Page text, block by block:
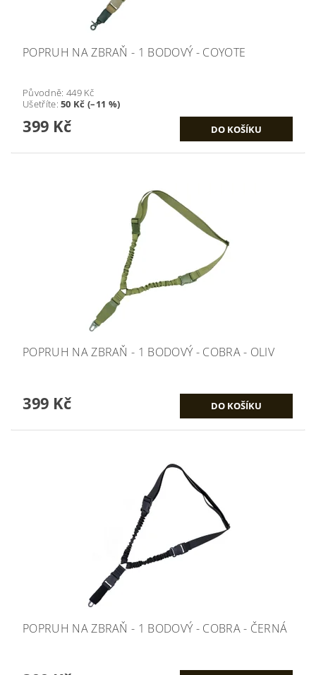
POPRUH NA ZBRAŇ - 1 BODOVÝ - COYOTE
Původně: 449 Kč
Ušetříte:50 Kč (–11 %)
399 Kč
POPRUH NA ZBRAŇ - 1 BODOVÝ - COBRA - OLIV
399 Kč
POPRUH NA ZBRAŇ - 1 BODOVÝ - COBRA - ČERNÁ